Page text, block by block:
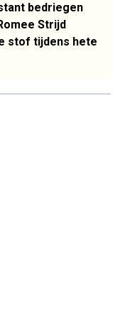
bedriegen
Strijd
stof tijdens hete